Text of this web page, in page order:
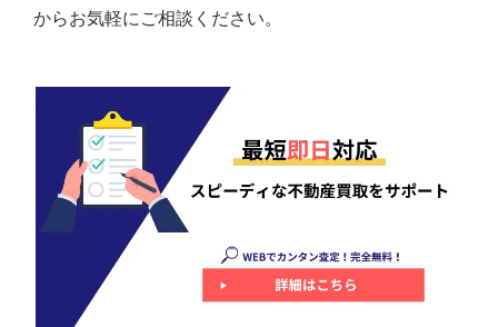
からお気軽にご相談ください。